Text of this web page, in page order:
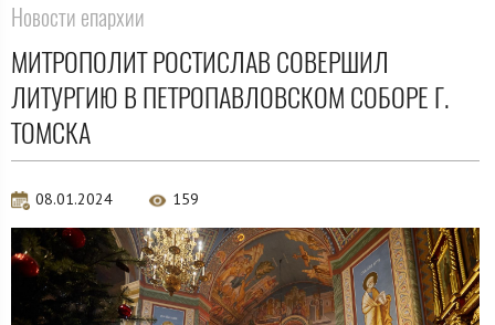
Новости епархии
МИТРОПОЛИТ РОСТИСЛАВ СОВЕРШИЛ
ЛИТУРГИЮ В ПЕТРОПАВЛОВСКОМ СОБОРЕ Г.
ТОМСКА
08.01.2024 159